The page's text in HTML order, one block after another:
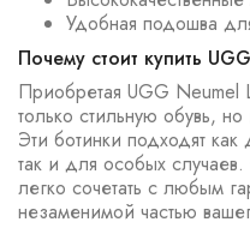
Удобная подошва
Почему стоит купить
Приобретая UGG Neumel
только стильную обувь,
Эти ботинки подходят
так и для особых
легко сочетать с любым
незаменимой частью